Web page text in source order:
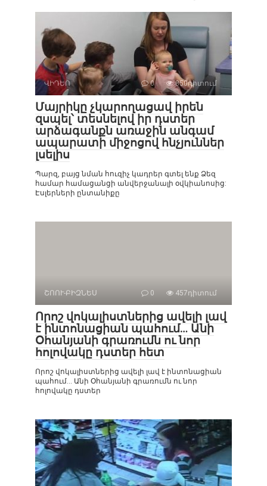
ՎԻԴԵՈ 0 850դիտում
Մայրիկը չկարողացավ իրեն
զսպել՝ տեսնելով իր դստեր
արձագանքն առաջին անգամ
ապարատի միջոցով հնչյուններ
լսելիս
Պարզ, բայց նման հուզիչ կադրեր գտել ենք Ձեզ
համար համացանցի անվերջանալի օվկիանոսից:
Էսլերների ընտանիքը
ՇՈՈՒ-ԲԻԶՆԵՍ 0 457դիտում
Որոշ վոկալիստներից ավելի լավ
է ինտոնացիան պահում… Անի
Օհանյանի գրառումն ու նոր
հոլովակը դստեր հետ
Որոշ վոկալիստներից ավելի լավ է ինտոնացիան
պահում… Անի Օհանյանի գրառումն ու նոր
հոլովակը դստեր